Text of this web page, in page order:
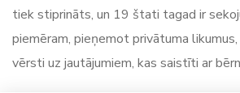
tiek stiprināts, un 19 štati tagad ir
piemēram, pieņemot privātuma likumus,
vērsti uz jautājumiem, kas saistīti ar